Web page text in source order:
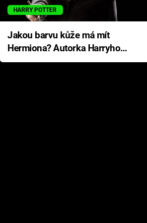
HARRY POTTER
Jakou barvu kůže má mít
Hermiona? Autorka Harryho
Pottera přišla s ráznou